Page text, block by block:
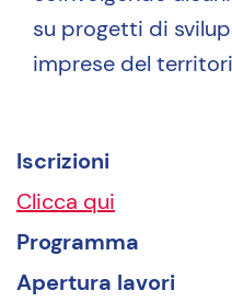
su progetti di
imprese del
Iscrizioni
Clicca qui
Programma
Apertura lavori